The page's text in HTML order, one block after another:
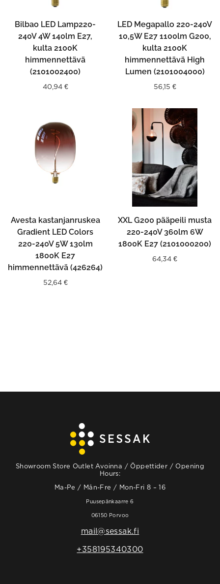
Bilbao LED Lamp220-
240V 4W 140lm E27,
kulta 2100K
himmennettävä
(2101002400)
40,94 €
LED Megapallo 220-240V
10,5W E27 1100lm G200,
kulta 2100K
himmennettävä High
Lumen (2101004000)
56,15 €
Avesta kastanjanruskea
Gradient LED Colors
220-240V 5W 130lm
1800K E27
himmennettävä (426264)
52,64 €
XXL G200 pääpeili musta
220-240V 360lm 6W
1800K E27 (2101000200)
64,34 €
Showroom Store Outlet Avoinna / Öppettider / Opening
Hours:
Ma-Pe / Mån-Fre / Mon-Fri 8 – 16
Puusepänkaarre 6
06150 Porvoo
mail@sessak.fi
+358195340300